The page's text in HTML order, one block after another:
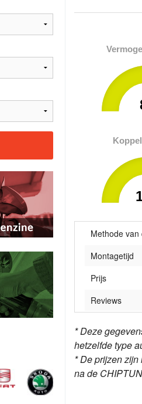
Methode van
Montagetijd
Prijs
Reviews
* Deze
hetzelfde type
* De prijzen
na de